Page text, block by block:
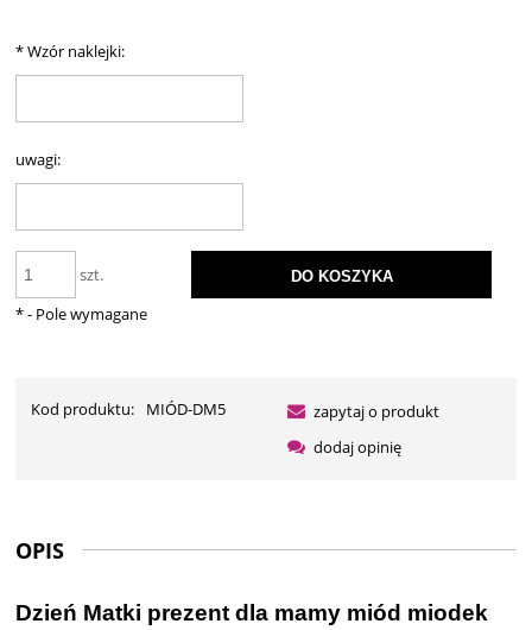
*Wzór naklejki:
uwagi:
szt. DO KOSZYKA
*- Pole wymagane
Kod produktu: MIÓD-DM5
zapytaj o produkt
dodaj opinię
OPIS
Dzień Matki prezent dla mamy miód miodek